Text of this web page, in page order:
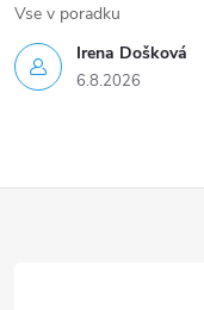
Irena Došková
6.8.2026
Vse v poradku